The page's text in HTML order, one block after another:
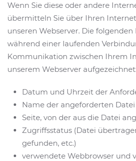
Wenn Sie diese oder andere
übermitteln Sie über Ihren
unseren Webserver. Die
während einer laufenden
Kommunikation zwischen Ihrem
unserem Webserver
Datum und Uhrzeit der
Name der angeforderten Datei
Seite, von der aus die Datei
Zugriffsstatus (Datei
gefunden, etc.)
verwendete Webbrowser und